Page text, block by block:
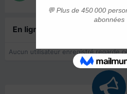
En ligne récemment
Aucun utilisateur enregistré regarde